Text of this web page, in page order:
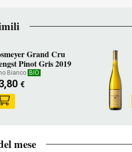
Grand Cru
Pinot Gris 2019
Bianco BIO
€
mese